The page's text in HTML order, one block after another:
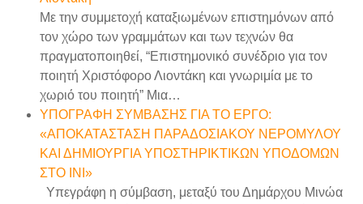
Με την συμμετοχή καταξιωμένων επιστημόνων από
τον χώρο των γραμμάτων και των τεχνών θα
πραγματοποιηθεί, “Επιστημονικό συνέδριο για τον
ποιητή Χριστόφορο Λιοντάκη και γνωριμία με το
χωριό του ποιητή” Μια…
ΥΠΟΓΡΑΦΗ ΣΥΜΒΑΣΗΣ ΓΙΑ ΤΟ ΕΡΓΟ:
«ΑΠΟΚΑΤΑΣΤΑΣΗ ΠΑΡΑΔΟΣΙΑΚΟΥ ΝΕΡΟΜΥΛΟΥ
ΚΑΙ ΔΗΜΙΟΥΡΓΙΑ ΥΠΟΣΤΗΡΙΚΤΙΚΩΝ ΥΠΟΔΟΜΩΝ
ΣΤΟ INI»
Υπεγράφη η σύμβαση, μεταξύ του Δημάρχου Μινώα